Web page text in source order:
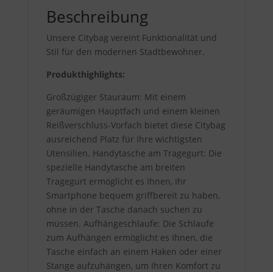
Beschreibung
Unsere Citybag vereint Funktionalität und
Stil für den modernen Stadtbewohner.
Produkthighlights:
Großzügiger Stauraum: Mit einem
geräumigen Hauptfach und einem kleinen
Reißverschluss-Vorfach bietet diese Citybag
ausreichend Platz für Ihre wichtigsten
Utensilien. Handytasche am Tragegurt: Die
spezielle Handytasche am breiten
Tragegurt ermöglicht es Ihnen, Ihr
Smartphone bequem griffbereit zu haben,
ohne in der Tasche danach suchen zu
müssen. Aufhängeschlaufe: Die Schlaufe
zum Aufhängen ermöglicht es Ihnen, die
Tasche einfach an einem Haken oder einer
Stange aufzuhängen, um Ihren Komfort zu